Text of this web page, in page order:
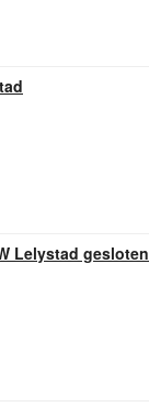
Lelystad gesloten